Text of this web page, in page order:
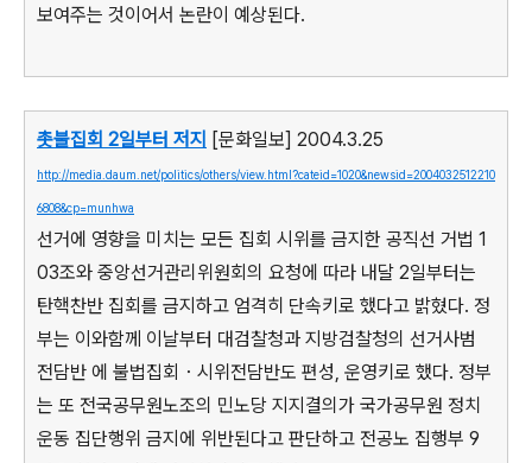
보여주는 것이어서 논란이 예상된다.
촛불집회 2일부터 저지 [문화일보] 2004.3.25
http://media.daum.net/politics/others/view.html?cateid=1020&newsid=2004032512210
6808&cp=munhwa
선거에 영향을 미치는 모든 집회 시위를 금지한 공직선 거법 1
03조와 중앙선거관리위원회의 요청에 따라 내달 2일부터는
탄핵찬반 집회를 금지하고 엄격히 단속키로 했다고 밝혔다. 정
부는 이와함께 이날부터 대검찰청과 지방검찰청의 선거사범
전담반 에 불법집회・시위전담반도 편성, 운영키로 했다. 정부
는 또 전국공무원노조의 민노당 지지결의가 국가공무원 정치
운동 집단행위 금지에 위반된다고 판단하고 전공노 집행부 9